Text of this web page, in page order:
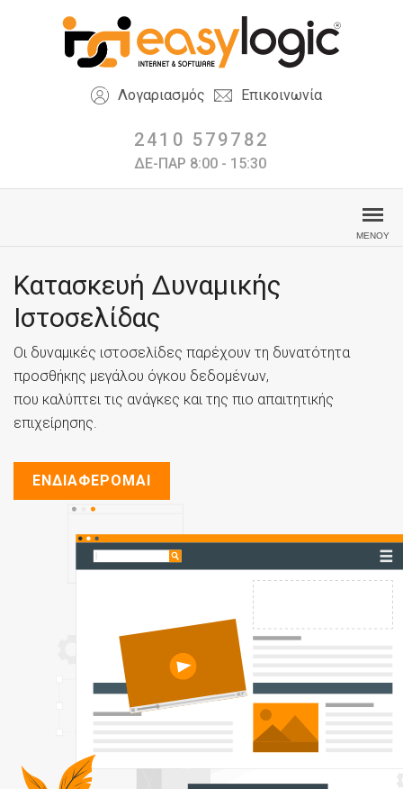
Λογαριασμός Επικοινωνία
2410 579782
ΔΕ-ΠΑΡ 8:00 - 15:30
Κατασκευή Δυναμικής
Ιστοσελίδας
Οι δυναμικές ιστοσελίδες παρέχουν τη δυνατότητα
προσθήκης μεγάλου όγκου δεδομένων,
που καλύπτει τις ανάγκες και της πιο απαιτητικής
επιχείρησης.
ΕΝΔΙΑΦΕΡΟΜΑΙ